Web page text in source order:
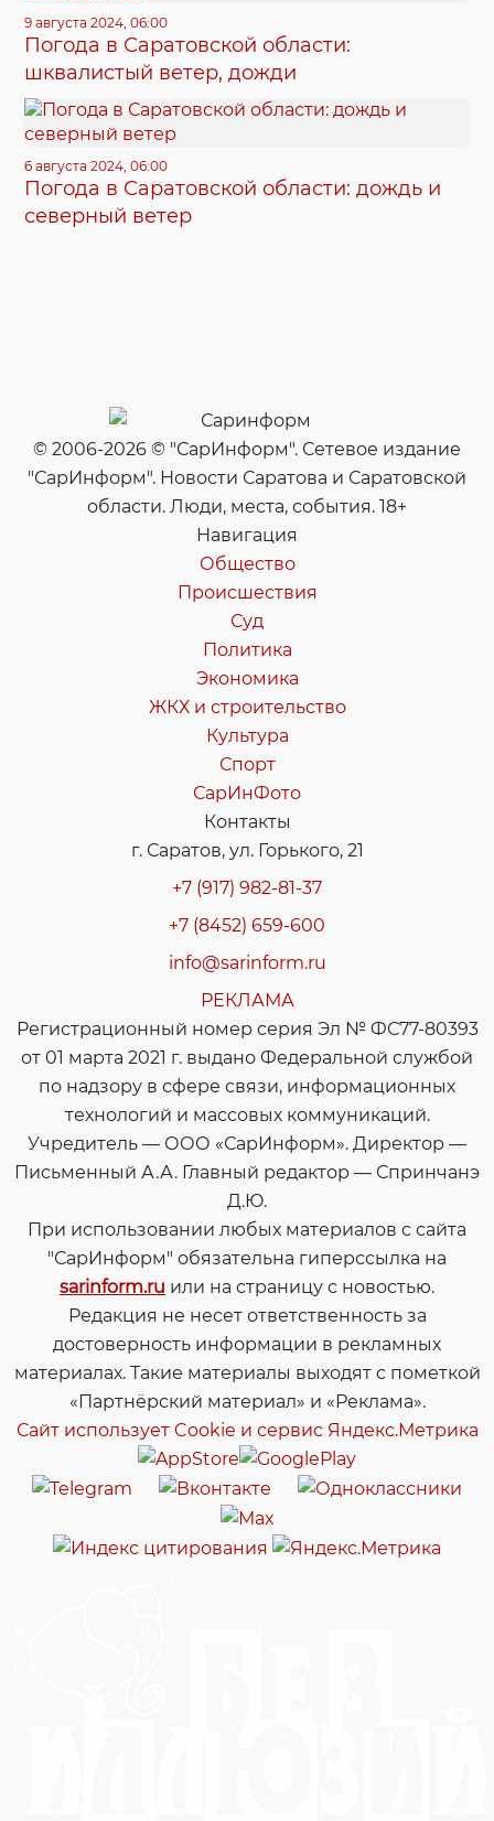
9 августа 2024, 06:00
Погода в Саратовской области:
шквалистый ветер, дожди
6 августа 2024, 06:00
Погода в Саратовской области: дождь и
северный ветер
© 2006-2026 © "СарИнформ". Сетевое издание
"СарИнформ". Новости Саратова и Саратовской
области. Люди, места, события. 18+
Навигация
Общество
Происшествия
Суд
Политика
Экономика
ЖКХ и строительство
Культура
Спорт
СарИнФото
Контакты
г. Саратов, ул. Горького, 21
+7 (917) 982-81-37
+7 (8452) 659-600
info@sarinform.ru
РЕКЛАМА
Регистрационный номер серия Эл № ФС77-80393
от 01 марта 2021 г. выдано Федеральной службой
по надзору в сфере связи, информационных
технологий и массовых коммуникаций.
Учредитель — ООО «СарИнформ». Директор —
Письменный А.А. Главный редактор — Спринчанэ
Д.Ю.
При использовании любых материалов с сайта
"СарИнформ" обязательна гиперссылка на
sarinform.ru или на страницу с новостью.
Редакция не несет ответственность за
достоверность информации в рекламных
материалах. Такие материалы выходят с пометкой
«Партнёрский материал» и «Реклама».
Сайт использует Cookie и сервиc Яндекс.Метрика